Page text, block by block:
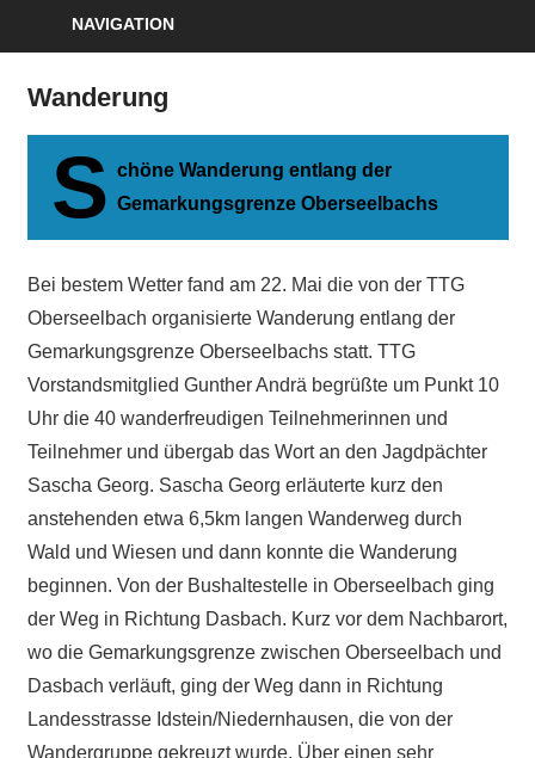
NAVIGATION
Wanderung
S chöne Wanderung entlang der
Gemarkungsgrenze Oberseelbachs
Bei bestem Wetter fand am 22. Mai die von der TTG
Oberseelbach organisierte Wanderung entlang der
Gemarkungsgrenze Oberseelbachs statt. TTG
Vorstandsmitglied Gunther Andrä begrüßte um Punkt 10
Uhr die 40 wanderfreudigen Teilnehmerinnen und
Teilnehmer und übergab das Wort an den Jagdpächter
Sascha Georg. Sascha Georg erläuterte kurz den
anstehenden etwa 6,5km langen Wanderweg durch
Wald und Wiesen und dann konnte die Wanderung
beginnen. Von der Bushaltestelle in Oberseelbach ging
der Weg in Richtung Dasbach. Kurz vor dem Nachbarort,
wo die Gemarkungsgrenze zwischen Oberseelbach und
Dasbach verläuft, ging der Weg dann in Richtung
Landesstrasse Idstein/Niedernhausen, die von der
Wandergruppe gekreuzt wurde. Über einen sehr